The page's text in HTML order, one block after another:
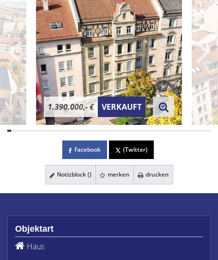
1.390.000,- € VERKAUFT
Facebook (Twitter)
Notizblock () merken drucken
Objektart
Haus